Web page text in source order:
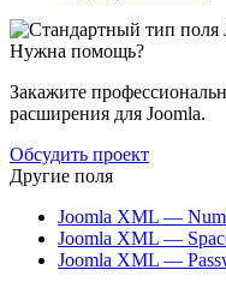
Нужна помощь?
Закажите
расширения для Joomla.
Обсудить проект
Другие поля
Joomla XML —
Joomla XML —
Joomla XML —